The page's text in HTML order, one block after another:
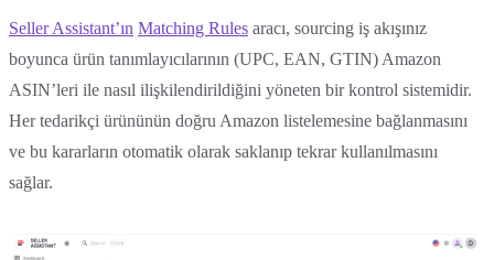
Seller Assistant’ın Matching Rules aracı, sourcing iş akışınız
boyunca ürün tanımlayıcılarının (UPC, EAN, GTIN) Amazon
ASIN’leri ile nasıl ilişkilendirildiğini yöneten bir kontrol sistemidir.
Her tedarikçi ürününün doğru Amazon listelemesine bağlanmasını
ve bu kararların otomatik olarak saklanıp tekrar kullanılmasını
sağlar.